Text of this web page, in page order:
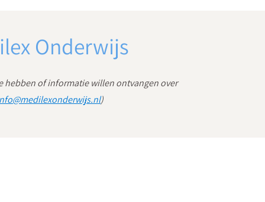
congresontwikkelaar
Onderwijs
hebben of informatie willen ontvangen over
)